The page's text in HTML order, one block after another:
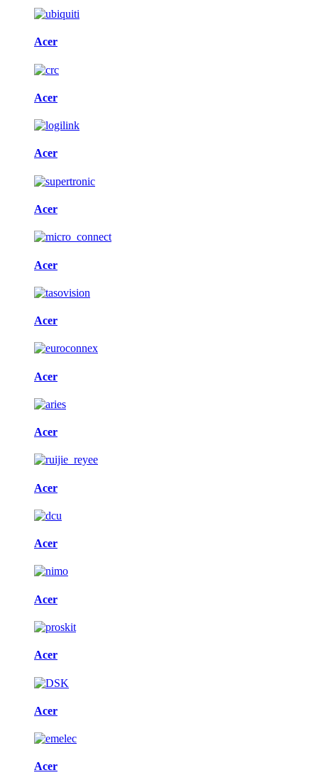
Acer
Acer
Acer
Acer
Acer
Acer
Acer
Acer
Acer
Acer
Acer
Acer
Acer
Acer